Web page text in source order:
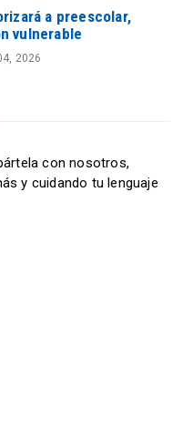
a preescolar,
vulnerable
2026
con nosotros,
y cuidando tu lenguaje